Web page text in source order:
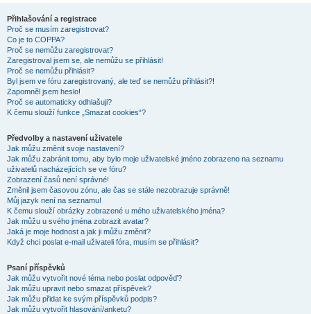
Přihlašování a registrace
Proč se musím zaregistrovat?
Co je to COPPA?
Proč se nemůžu zaregistrovat?
Zaregistroval jsem se, ale nemůžu se přihlásit!
Proč se nemůžu přihlásit?
Byl jsem ve fóru zaregistrovaný, ale teď se nemůžu přihlásit?!
Zapomněl jsem heslo!
Proč se automaticky odhlašuji?
K čemu slouží funkce „Smazat cookies“?
Předvolby a nastavení uživatele
Jak můžu změnit svoje nastavení?
Jak můžu zabránit tomu, aby bylo moje uživatelské jméno zobrazeno na seznamu
uživatelů nacházejících se ve fóru?
Zobrazení časů není správné!
Změnil jsem časovou zónu, ale čas se stále nezobrazuje správně!
Můj jazyk není na seznamu!
K čemu slouží obrázky zobrazené u mého uživatelského jména?
Jak můžu u svého jména zobrazit avatar?
Jaká je moje hodnost a jak ji můžu změnit?
Když chci poslat e-mail uživateli fóra, musím se přihlásit?
Psaní příspěvků
Jak můžu vytvořit nové téma nebo poslat odpověď?
Jak můžu upravit nebo smazat příspěvek?
Jak můžu přidat ke svým příspěvků podpis?
Jak můžu vytvořit hlasování/anketu?